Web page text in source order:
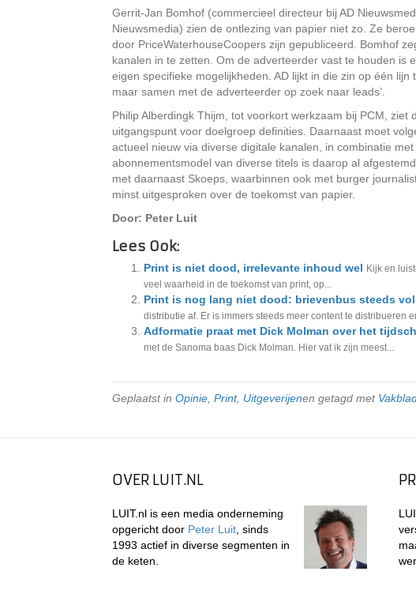
Gerrit-Jan Bomhof (commercieel directeur bij AD
Nieuwsmedia) zien de ontlezing van papier niet zo. Ze
door PriceWaterhouseCoopers zijn gepubliceerd. Bomhof
kanalen in te zetten. Om de adverteerder vast te houden is
eigen specifieke mogelijkheden. AD lijkt in die zin op één
maar samen met de adverteerder op zoek naar leads’.
Philip Alberdingk Thijm, tot voorkort werkzaam bij PCM,
uitgangspunt voor doelgroep definities. Daarnaast moet
actueel nieuw via diverse digitale kanalen, in combinatie
abonnementsmodel van diverse titels is daarop al
met daarnaast Skoeps, waarbinnen ook met burger
minst uitgesproken over de toekomst van papier.
Door: Peter Luit
Lees Ook:
Print is niet dood, irrelevante inhoud wel Kijk en
veel waarheid in de toekomst van print, op...
Print is nog lang niet dood: brievenbus steeds
distributie af. Er is immers steeds meer content te distribueren
Adformatie praat met Dick Molman over het
met de Sanoma baas Dick Molman. Hier vat ik zijn meest...
Geplaatst in Opinie Print, Uitgeverijenen getagd met
OVER LUIT.NL
LUIT.nl is een media onderneming
opgericht door Peter Luit , sinds
1993 actief in diverse segmenten in
de keten.